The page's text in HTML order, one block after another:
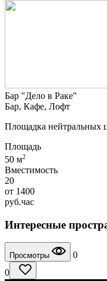
Бар "Дело в Раке"
Бар, Кафе, Лофт
Площадка нейтральных
Площадь
50 м2
Вместимость
20
от 1400
руб.час
Интересные
Просмотры
0
0